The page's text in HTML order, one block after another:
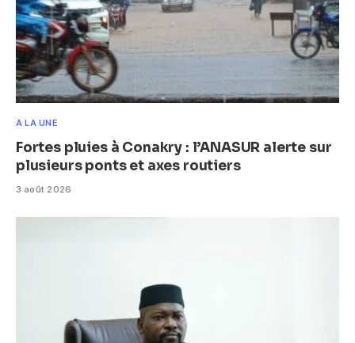
A LA UNE
Fortes pluies à Conakry : l’ANASUR alerte sur
plusieurs ponts et axes routiers
3 août 2026